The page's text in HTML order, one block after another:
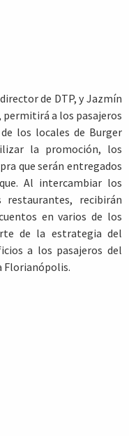
de DTP, y Jazmín
permitirá a los pasajeros
los locales de Burger
la promoción, los
que serán entregados
Al intercambiar los
recibirán
en varios de los
de la estrategia del
a los pasajeros del
Florianópolis.